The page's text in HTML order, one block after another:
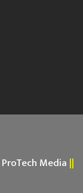
ProTech Media ||